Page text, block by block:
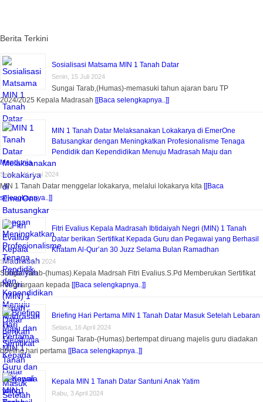
Berita Terkini
Sosialisasi Matsama MIN 1 Tanah Datar
Senin, 15 Juli 2024
Sungai Tarab,(Humas)-memasuki tahun ajaran baru TP
2024/2025 Kepala Madrasah [[Baca selengkapnya..]]
MIN 1 Tanah Datar Melaksanakan Lokakarya di EmerOne
Batusangkar dengan Meningkatkan Profesionalisme Tenaga
Pendidik dan Kependidikan Menuju Madrasah Maju dan
Mendunia
Selasa, 11 Juni 2024
MIN 1 Tanah Datar menggelar lokakarya, melalui lokakarya kita [[Baca
selengkapnya..]]
Fitri Evalius Kepala Madrasah Ibtidaiyah Negri (MIN) 1 Tanah
Datar berikan Sertifikat Kepada Guru dan Pegawai yang Berhasil
Khatam Al-Qur’an 30 Juzz Selama Bulan Ramadhan
Senin, 22 April 2024
Sungai Tarab-(humas).Kepala Madrsah Fitri Evalius.S.Pd Memberukan Sertifikat
Penghargaan kepada [[Baca selengkapnya..]]
Briefing Hari Pertama MIN 1 Tanah Datar Masuk Setelah Lebaran
Selasa, 16 April 2024
Sungai Tarab-(Humas).bertempat diruang majelis guru diadakan
briefing hari pertama [[Baca selengkapnya..]]
Kepala MIN 1 Tanah Datar Santuni Anak Yatim
Rabu, 3 April 2024